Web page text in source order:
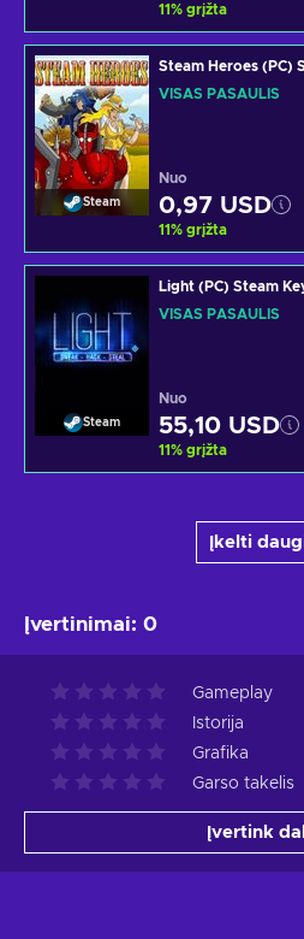
11% grįžta
Steam
Steam Heroes (PC)
VISAS PASAULIS
Nuo
0,97 USD
11% grįžta
Steam
Light (PC) Steam
VISAS PASAULIS
Nuo
55,10 USD
11% grįžta
Įkelti
Įvertinimai: 0
Gameplay
Istorija
Grafika
Garso takelis
Įvertink